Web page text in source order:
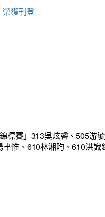
榮獲刊登
標賽」313吳炫睿、505游
惟、610林湘昀、610洪